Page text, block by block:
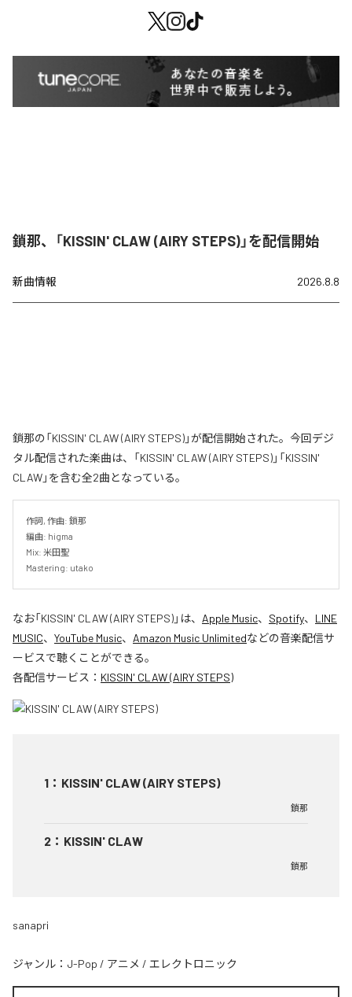
鎖那、「KISSIN' CLAW (AIRY STEPS)」を配信開始
新曲情報 2026.8.8
鎖那の「KISSIN' CLAW (AIRY STEPS)」が配信開始された。今回デジ
タル配信された楽曲は、「KISSIN' CLAW (AIRY STEPS)」「KISSIN'
CLAW」を含む全2曲となっている。
作詞, 作曲: 鎖那
編曲: higma
Mix: 米田聖
Mastering: utako
なお「KISSIN' CLAW (AIRY STEPS)」は、 Apple Music、 Spotify、 LINE
MUSIC、 YouTube Music、 Amazon Music Unlimitedなどの音楽配信サ
ービスで聴くことができる。
各配信サービス： KISSIN' CLAW (AIRY STEPS)
1 ： KISSIN' CLAW (AIRY STEPS)
鎖那
2 ： KISSIN' CLAW
鎖那
sanapri
ジャンル： J-Pop / アニメ / エレクトロニック